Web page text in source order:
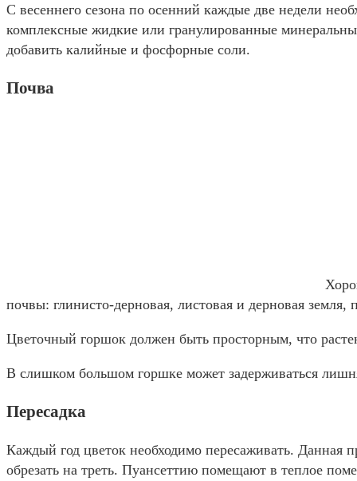
С весеннего сезона по осенний каждые две недели
комплексные жидкие или гранулированные
добавить калийные и фосфорные соли.
Почва
почвы: глинисто-дерновая, листовая и дерновая
Цветочный горшок должен быть просторным, что
В слишком большом горшке может задерживаться
Пересадка
Каждый год цветок необходимо пересаживать. Данная
обрезать на треть. Пуансеттию помещают в теплое